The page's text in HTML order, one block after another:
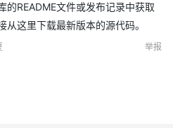
的README文件或发布记录中获取
从这里下载最新版本的源代码。
举报